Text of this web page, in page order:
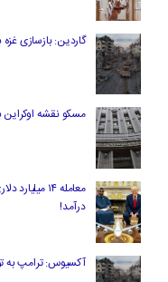
گاردین: بازسازی
مسکو نقشه اوکراین
معامله ۱۴
درآمد!
آکسیوس: ترامپ به توافق